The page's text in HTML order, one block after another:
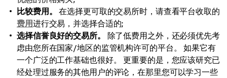
比较费用。
在选择更可取的交易所时，请查看平台收取的
费用进行交易，并选择合适的;
选择信誉良好的交易所。
除了低费用之外，还必须优先考
虑由您所在国家/地区的监管机构许可的平台。 如果它有
一个广泛的工作基础也很好。 更重要的是，您应该研究已
经处理过服务的其他用户的评论，在那里您可以学习一些